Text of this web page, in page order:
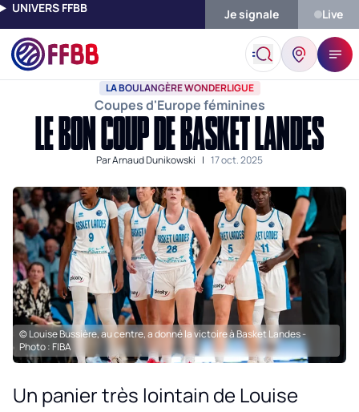
UNIVERS FFBB Je signale Live
Accueil Actualités La Boulangère Wonderligue Le Bon Coup
LA BOULANGÈRE WONDERLIGUE
Coupes d'Europe féminines
LE BON COUP DE BASKET LANDES
ParArnaud Dunikowski | 17 oct. 2025
© Louise Bussière, au centre, a donné la victoire à Basket Landes -
Photo : FIBA
Un panier très lointain de Louise